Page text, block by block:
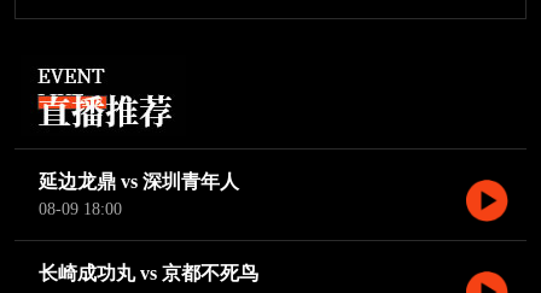
延边龙鼎 vs 深圳青年人
08-09 18:00
长崎成功丸 vs 京都不死鸟